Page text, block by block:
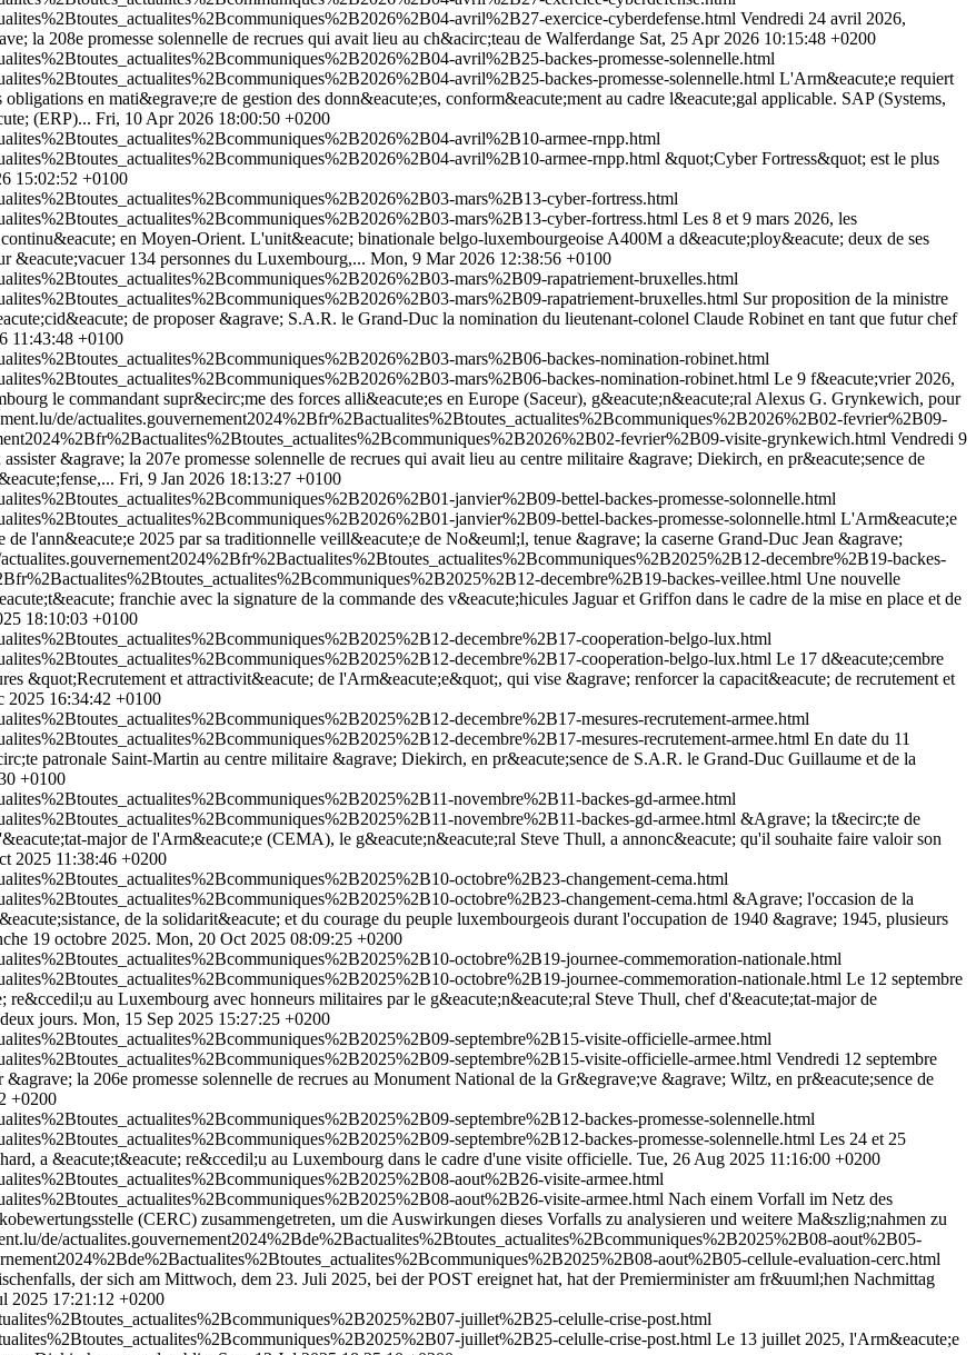
avril%2B27-exercice-cyberdefense.html Vendredi 24 avril 2026,
la 208e promesse solennelle de recrues qui avait lieu au ch&acirc;teau de Walferdange Sat, 25 Apr 2026 10:15:48 +0200
avril%2B25-backes-promesse-solennelle.html
avril%2B25-backes-promesse-solennelle.html L'Arm&eacute;e requiert
en mati&egrave;re de gestion des donn&eacute;es, conform&eacute;ment au cadre l&eacute;gal applicable. SAP (Systems,
(ERP)... Fri, 10 Apr 2026 18:00:50 +0200
avril%2B10-armee-rnpp.html
avril%2B10-armee-rnpp.html &quot;Cyber Fortress&quot; est le plus
15:02:52 +0100
mars%2B13-cyber-fortress.html
mars%2B13-cyber-fortress.html Les 8 et 9 mars 2026, les
en Moyen-Orient. L'unit&eacute; binationale belgo-luxembourgeoise A400M a d&eacute;ploy&eacute; deux de ses
&eacute;vacuer 134 personnes du Luxembourg,... Mon, 9 Mar 2026 12:38:56 +0100
mars%2B09-rapatriement-bruxelles.html
mars%2B09-rapatriement-bruxelles.html Sur proposition de la ministre
de proposer &agrave; S.A.R. le Grand-Duc la nomination du lieutenant-colonel Claude Robinet en tant que futur chef
11:43:48 +0100
mars%2B06-backes-nomination-robinet.html
mars%2B06-backes-nomination-robinet.html Le 9 f&eacute;vrier 2026,
le commandant supr&ecirc;me des forces alli&eacute;es en Europe (Saceur), g&eacute;n&eacute;ral Alexus G. Grynkewich, pour
de/actualites.gouvernement2024%2Bfr%2Bactualites%2Btoutes_actualites%2Bcommuniques%2B2026%2B02-fevrier%2B09-
fevrier%2B09-visite-grynkewich.html Vendredi 9
&agrave; la 207e promesse solennelle de recrues qui avait lieu au centre militaire &agrave; Diekirch, en pr&eacute;sence de
Fri, 9 Jan 2026 18:13:27 +0100
janvier%2B09-bettel-backes-promesse-solonnelle.html
janvier%2B09-bettel-backes-promesse-solonnelle.html L'Arm&eacute;e
l'ann&eacute;e 2025 par sa traditionnelle veill&eacute;e de No&euml;l, tenue &agrave; la caserne Grand-Duc Jean &agrave;
decembre%2B19-backes-
decembre%2B19-backes-veillee.html Une nouvelle
franchie avec la signature de la commande des v&eacute;hicules Jaguar et Griffon dans le cadre de la mise en place et de
18:10:03 +0100
decembre%2B17-cooperation-belgo-lux.html
decembre%2B17-cooperation-belgo-lux.html Le 17 d&eacute;cembre
&quot;Recrutement et attractivit&eacute; de l'Arm&eacute;e&quot;, qui vise &agrave; renforcer la capacit&eacute; de recrutement et
2025 16:34:42 +0100
decembre%2B17-mesures-recrutement-armee.html
decembre%2B17-mesures-recrutement-armee.html En date du 11
patronale Saint-Martin au centre militaire &agrave; Diekirch, en pr&eacute;sence de S.A.R. le Grand-Duc Guillaume et de la
+0100
novembre%2B11-backes-gd-armee.html
novembre%2B11-backes-gd-armee.html &Agrave; la t&ecirc;te de
major de l'Arm&eacute;e (CEMA), le g&eacute;n&eacute;ral Steve Thull, a annonc&eacute; qu'il souhaite faire valoir son
2025 11:38:46 +0200
octobre%2B23-changement-cema.html
octobre%2B23-changement-cema.html &Agrave; l'occasion de la
de la solidarit&eacute; et du courage du peuple luxembourgeois durant l'occupation de 1940 &agrave; 1945, plusieurs
19 octobre 2025. Mon, 20 Oct 2025 08:09:25 +0200
octobre%2B19-journee-commemoration-nationale.html
octobre%2B19-journee-commemoration-nationale.html Le 12 septembre
au Luxembourg avec honneurs militaires par le g&eacute;n&eacute;ral Steve Thull, chef d'&eacute;tat-major de
jours. Mon, 15 Sep 2025 15:27:25 +0200
septembre%2B15-visite-officielle-armee.html
septembre%2B15-visite-officielle-armee.html Vendredi 12 septembre
la 206e promesse solennelle de recrues au Monument National de la Gr&egrave;ve &agrave; Wiltz, en pr&eacute;sence de
+0200
septembre%2B12-backes-promesse-solennelle.html
septembre%2B12-backes-promesse-solennelle.html Les 24 et 25
a &eacute;t&eacute; re&ccedil;u au Luxembourg dans le cadre d'une visite officielle. Tue, 26 Aug 2025 11:16:00 +0200
aout%2B26-visite-armee.html
aout%2B26-visite-armee.html Nach einem Vorfall im Netz des
(CERC) zusammengetreten, um die Auswirkungen dieses Vorfalls zu analysieren und weitere Ma&szlig;nahmen zu
de/actualites.gouvernement2024%2Bde%2Bactualites%2Btoutes_actualites%2Bcommuniques%2B2025%2B08-aout%2B05-
aout%2B05-cellule-evaluation-cerc.html
der sich am Mittwoch, dem 23. Juli 2025, bei der POST ereignet hat, hat der Premierminister am fr&uuml;hen Nachmittag
2025 17:21:12 +0200
juillet%2B25-celulle-crise-post.html
juillet%2B25-celulle-crise-post.html Le 13 juillet 2025, l'Arm&eacute;e